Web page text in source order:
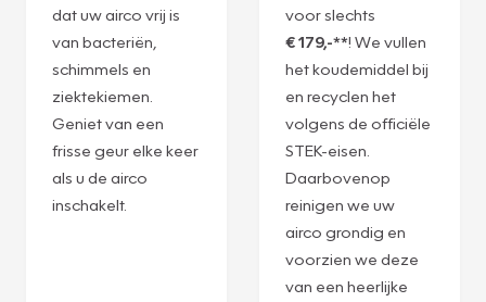
dat uw airco vrij is
van bacteriën,
schimmels en
ziektekiemen.
Geniet van een
frisse geur elke keer
als u de airco
inschakelt.
voor slechts
€ 179,-**! We vullen
het koudemiddel bij
en recyclen het
volgens de officiële
STEK-eisen.
Daarbovenop
reinigen we uw
airco grondig en
voorzien we deze
van een heerlijke